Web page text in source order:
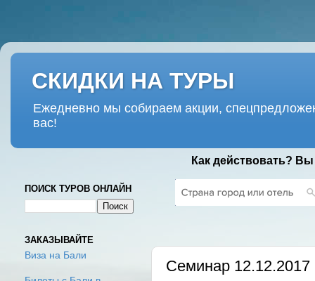
СКИДКИ НА ТУРЫ
Ежедневно мы собираем акции,
вас!
Как действовать?
Семинар 12.12.2017
ПОИСК ТУРОВ ОНЛАЙН
ЗАКАЗЫВАЙТЕ
Виза на Бали